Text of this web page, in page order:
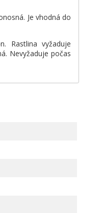
Je vhodná do
Rastlina vyžaduje
Nevyžaduje počas